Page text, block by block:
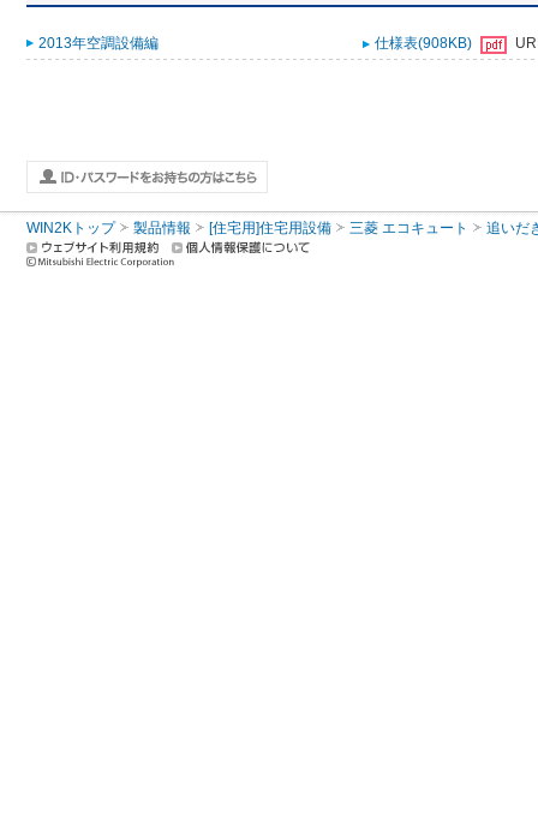
2013年空調設備編 仕様表(908KB)
WIN2Kトップ 製品情報 [住宅用]住宅用設備 三菱 エコキュート 追いだ